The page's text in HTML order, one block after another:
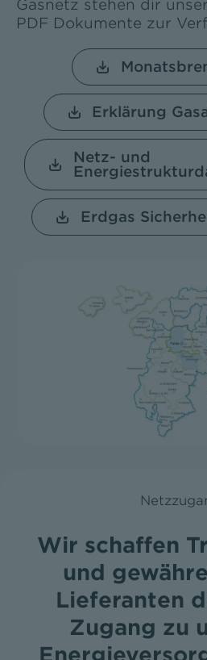
Gasnetz stehen dir
PDF Dokumente zur
Erklärung
Netz- und
Erdgas
Wir schaffen
und
Lieferanten
Zugang zu